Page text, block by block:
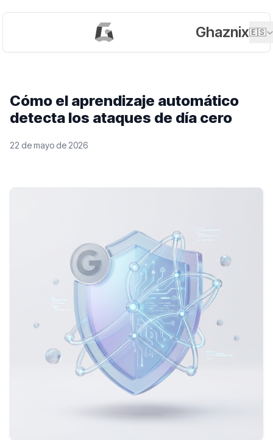
Ghaznix🇪🇸
Cómo el aprendizaje automático
detecta los ataques de día cero
22 de mayo de 2026